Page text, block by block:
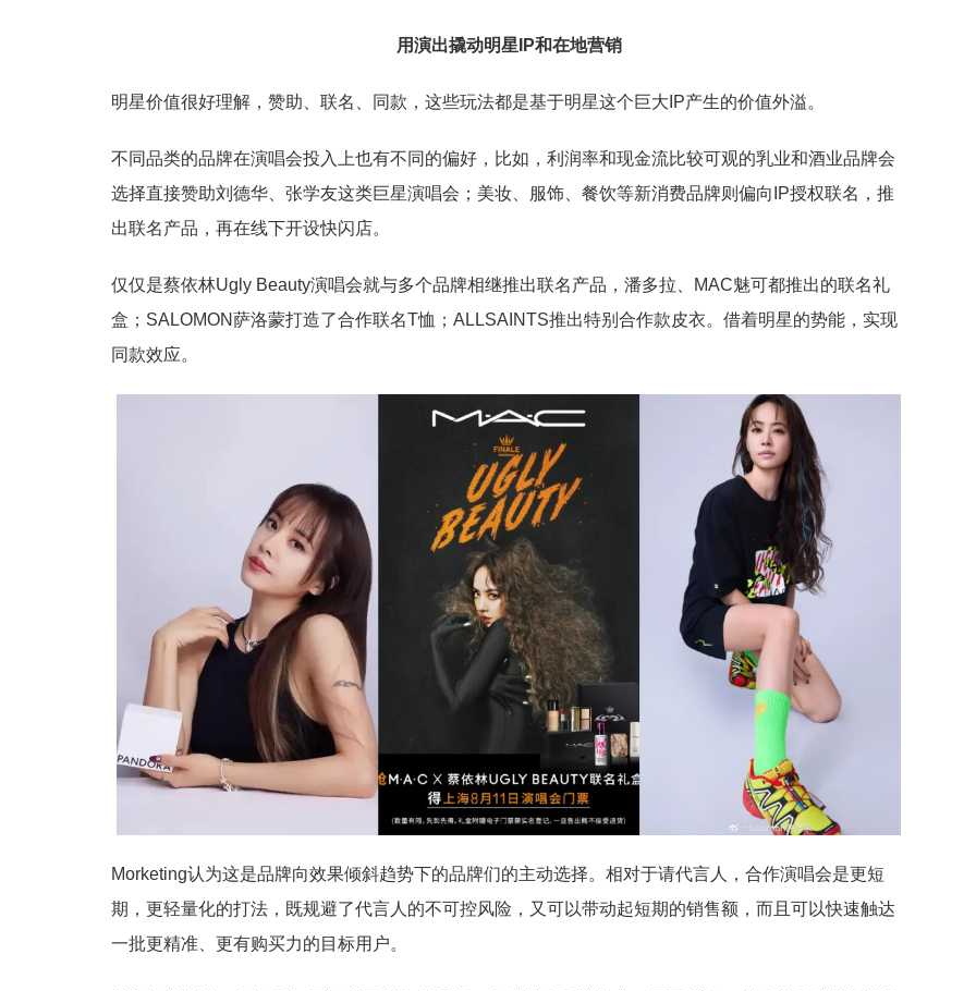
用演出撬动明星IP和在地营销
明星价值很好理解，赞助、联名、同款，这些玩法都是基于明星这个巨大IP产生的价值外溢。
不同品类的品牌在演唱会投入上也有不同的偏好，比如，利润率和现金流比较可观的乳业和酒业品牌会
选择直接赞助刘德华、张学友这类巨星演唱会；美妆、服饰、餐饮等新消费品牌则偏向IP授权联名，推
出联名产品，再在线下开设快闪店。
仅仅是蔡依林Ugly Beauty演唱会就与多个品牌相继推出联名产品，潘多拉、MAC魅可都推出的联名礼
盒；SALOMON萨洛蒙打造了合作联名T恤；ALLSAINTS推出特别合作款皮衣。借着明星的势能，实现
同款效应。
Morketing认为这是品牌向效果倾斜趋势下的品牌们的主动选择。相对于请代言人，合作演唱会是更短
期，更轻量化的打法，既规避了代言人的不可控风险，又可以带动起短期的销售额，而且可以快速触达
一批更精准、更有购买力的目标用户。